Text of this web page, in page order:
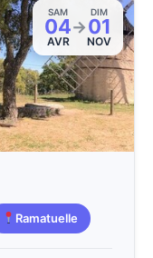
SAM
04
AVR
→
DIM
01
NOV
Ramatuelle